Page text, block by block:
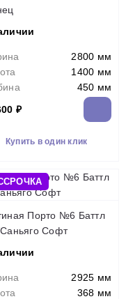
2800 мм
1400 мм
450 мм
₽
Купить в один клик
Порто №6 Баттл
Софт
2925 мм
368 мм